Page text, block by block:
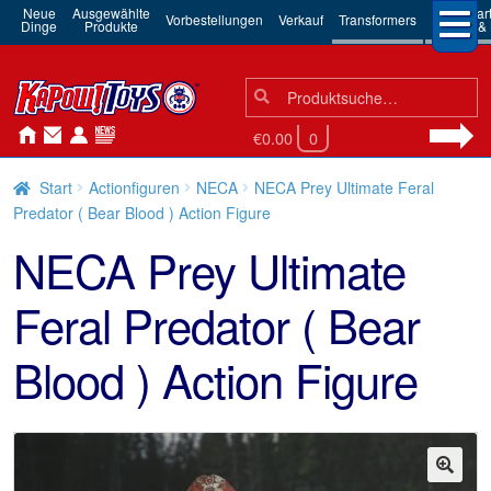
Neue
Dinge
Ausgewählte
Produkte Vorbestellungen Verkauf Transformers 3rd
Robots
Suchen
nach:
Suche
€0.00 0
Start Actionfiguren NECA
NECA Prey Ultimate Feral
Predator ( Bear Blood ) Action Figure
NECA Prey Ultimate
Feral Predator ( Bear
Blood ) Action Figure